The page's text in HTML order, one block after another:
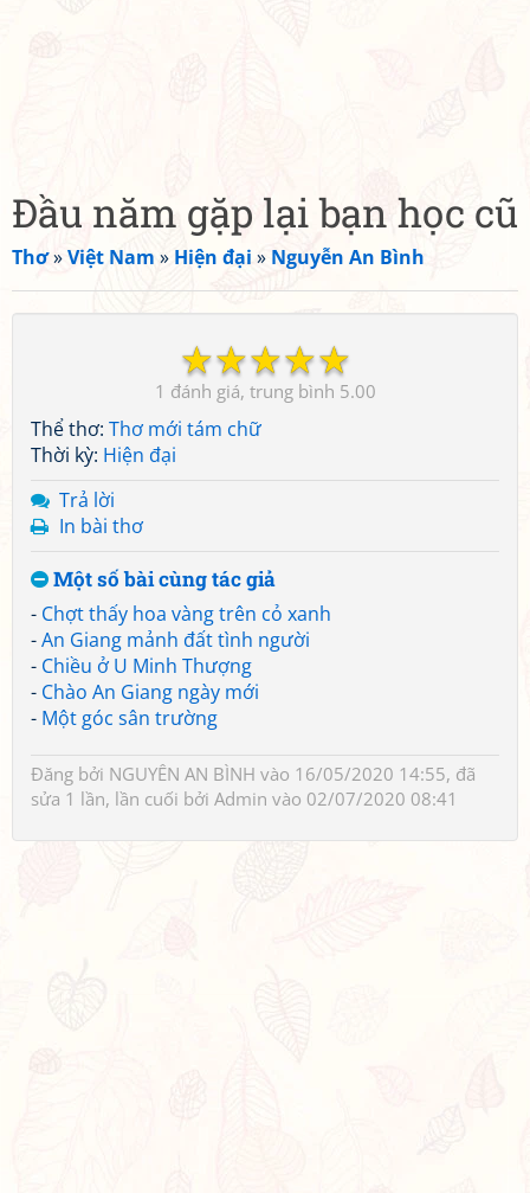
Đầu năm gặp lại bạn học cũ
Thơ»Việt Nam » Hiện đại » Nguyễn An Bình
☆
☆
☆
☆
☆
1 5.00
Thể thơ: Thơ mới tám chữ
Thời kỳ: Hiện đại
Trả lời
In bài thơ
Một số bài cùng tác giả
- Chợt thấy hoa vàng trên cỏ xanh
-An Giang mảnh đất tình người
- Chiều ở U Minh Thượng
- Chào An Giang ngày mới
- Một góc sân trường
Đăng bởi NGUYÊN AN BÌNH vào 16/05/2020 14:55, đã
sửa 1 lần, lần cuối bởi Admin vào 02/07/2020 08:41